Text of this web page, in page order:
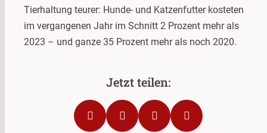
Tierhaltung teurer: Hunde- und Katzenfutter kosteten
im vergangenen Jahr im Schnitt 2 Prozent mehr als
2023 – und ganze 35 Prozent mehr als noch 2020.